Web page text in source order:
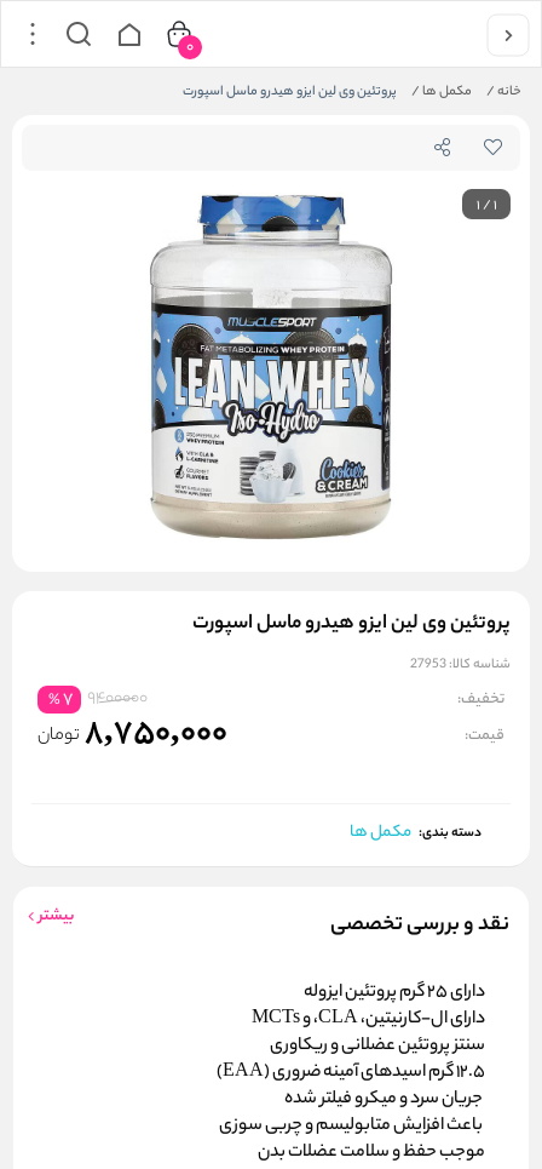
خانه/ مکمل ها/ پروتئین وی لین ایزو هیدرو ماسل اسپورت
0
1/1
پروتئین وی لین ایزو هیدرو ماسل اسپورت
شناسه کالا:27953
تخفیف: 9400000
7
%
قیمت: 8,750,000 تومان
دسته بندی: مکمل ها
نقد و بررسی تخصصی بیشتر
دارای 25 گرم پروتئین ایزوله
دارای ال-کارنیتین، CLA، و MCTs
سنتز پروتئین عضلانی و ریکاوری
12.5 گرم اسیدهای آمینه ضروری (EAA)
جریان سرد و میکرو فیلتر شده
باعث افزایش متابولیسم و چربی سوزی
موجب حفظ و سلامت عضلات بدن